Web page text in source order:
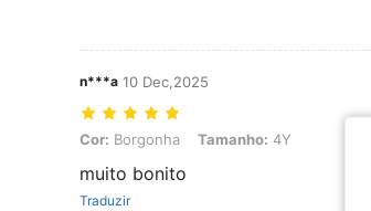
n***a 10 Dec,2025
Cor: Borgonha, Tamanho: 4Y
Cor: Borgonha Tamanho: 4Y
muito bonito
Traduzir